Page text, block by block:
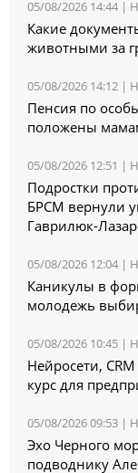
05/08/2026 14:44 |
Какие
животными за
05/08/2026 14:12 |
Пенсия по
положены
05/08/2026 12:51 |
Подростки
БРСМ вернули
Гаврилюк-
05/08/2026 12:04 |
Каникулы в
молодежь
05/08/2026 10:45 |
Нейросети,
курс для
05/08/2026 09:53 |
Эхо Черного
подводнику